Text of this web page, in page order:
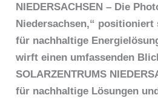
NIEDERSACHSEN – Die
Niedersachsen,“
für nachhaltige
wirft einen umfassenden
SOLARZENTRUMS
für nachhaltige Lösungen